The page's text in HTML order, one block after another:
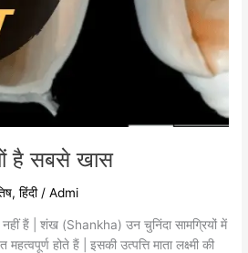
है सबसे खास
,हिंदी/Admi
नहीं हैं | शंख (Shankha) उन चुनिंदा सामग्रियों में
होते हैं | इसकी उत्पत्ति माता लक्ष्मी की